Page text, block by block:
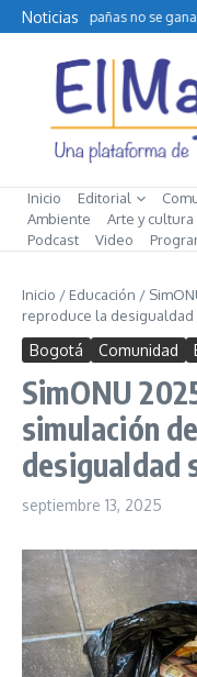
Saltar al contenido
Noticias
“Las campañas no se
Inicio Editorial
Ambiente
Arte y cultura
Podcast
Video
Inicio / Educación /
reproduce la desigualdad
Bogotá Comunidad
SimONU
simulación
desigualdad
septiembre 13, 2025